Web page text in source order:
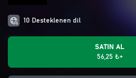
10 Desteklenen dil
SATIN AL
56,25 ₺+